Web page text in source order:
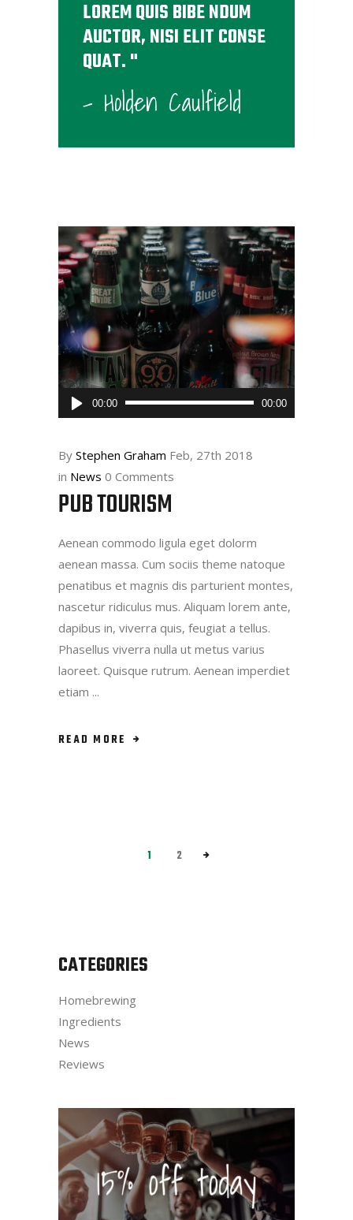
LOREM QUIS BIBE NDUM
AUCTOR, NISI ELIT CONSE
QUAT.
- Holden Caulfield
Audio
Player
00:00 00:00
By Stephen Graham Feb, 27th 2018
in News 0 Comments
PUB TOURISM
Aenean commodo ligula eget dolorm
aenean massa. Cum sociis theme natoque
penatibus et magnis dis parturient montes,
nascetur ridiculus mus. Aliquam lorem ante,
dapibus in, viverra quis, feugiat a tellus.
Phasellus viverra nulla ut metus varius
laoreet. Quisque rutrum. Aenean imperdiet
etiam
READ MORE
1 2
CATEGORIES
Homebrewing
Ingredients
News
Reviews